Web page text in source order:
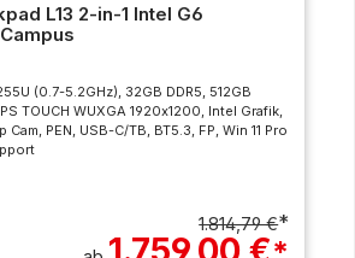
L13 2-in-1 Intel G6
(0.7-5.2GHz), 32GB DDR5, 512GB
TOUCH WUXGA 1920x1200, Intel Grafik,
Cam, PEN, USB-C/TB, BT5.3, FP, Win 11 Pro
1.814,79 €*